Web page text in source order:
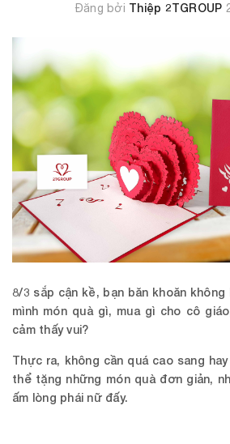
Đăng bởi Thiệp 2TGROUP
8/3 sắp cận kề, bạn băn khoăn
mình món quà gì, mua gì cho cô
cảm thấy vui?
Thực ra, không cần quá cao sang
thể tặng những món quà đơn giản,
ấm lòng phái nữ đấy.